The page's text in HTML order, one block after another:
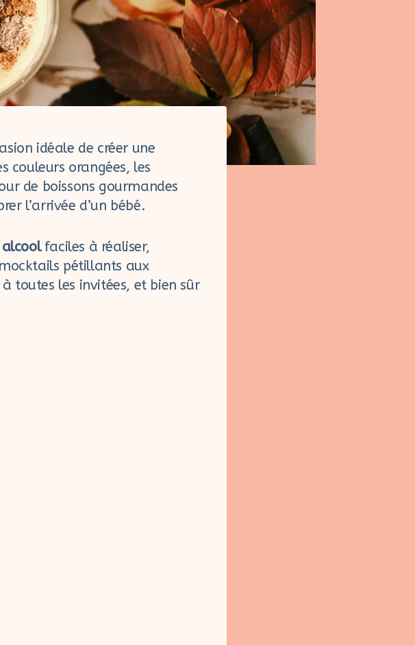
idéale de créer une
couleurs orangées, les
de boissons gourmandes
l’arrivée d’un bébé.
alcoolfaciles à réaliser,
pétillants aux
toutes les invitées, et bien sûr